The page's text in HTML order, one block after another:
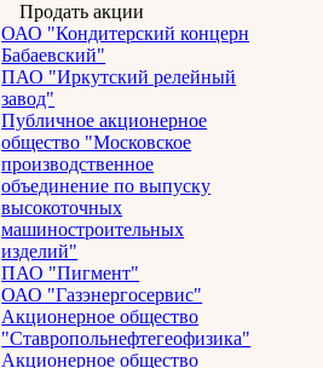
Продать акции
ОАО "Кондитерский концерн
Бабаевский"
ПАО "Иркутский релейный
завод"
Публичное акционерное
общество "Московское
производственное
объединение по выпуску
высокоточных
машиностроительных
изделий"
ПАО "Пигмент"
ОАО "Газэнергосервис"
Акционерное общество
"Ставропольнефтегеофизика"
Акционерное общество